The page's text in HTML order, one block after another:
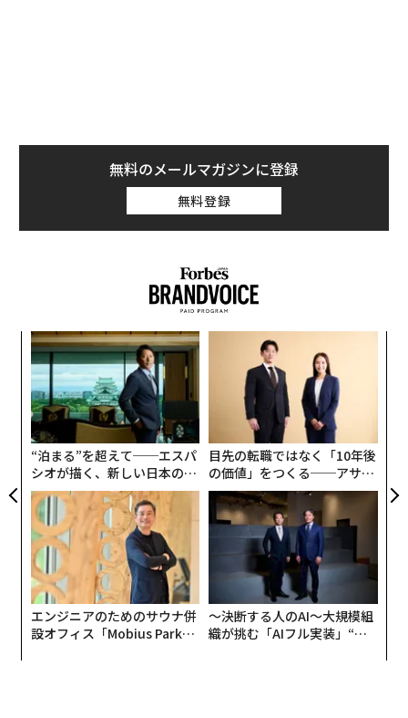
編集＝上田裕資
無料のメールマガジンに登録
無料登録
“泊まる”を超えて──エスパ
シオが描く、新しい日本のラ
グジュアリー（前編）
目先の転職ではなく「10年後
の価値」をつくる──アサイ
ンの長期伴走型支援とは
エンジニアのためのサウナ併
設オフィス「Mobius Park」
〜決断する人のAI〜大規模組
織が挑む「AIフル実装」“使